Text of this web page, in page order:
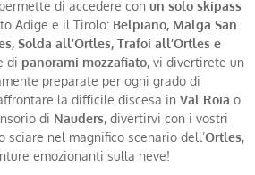
permette di accedere con un solo skipass
Adige e il Tirolo: Belpiano, Malga San
Solda all’Ortles, Trafoi all’Ortles e
di panorami mozzafiato , vi divertirete un
preparate per ogni grado di
la difficile discesa in Val Roia o
di Nauders , divertirvi con i vostri
sciare nel magnifico scenario dell’Ortles
emozionanti sulla neve!